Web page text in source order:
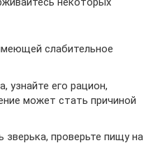
слабительное
узнайте его рацион,
может стать причиной
проверьте пищу на